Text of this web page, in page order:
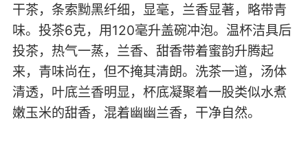
干茶，条索黝黑纤细，显毫，兰香显著，略带青
味。投茶6克，用120毫升盖碗冲泡。温杯洁具后
投茶，热气一蒸，兰香、甜香带着蜜韵升腾起
来，青味尚在，但不掩其清朗。洗茶一道，汤体
清透，叶底兰香明显，杯底凝聚着一股类似水煮
嫩玉米的甜香，混着幽幽兰香，干净自然。